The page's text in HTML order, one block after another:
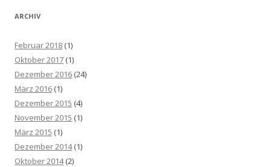
ARCHIV
Februar 2018 (1)
Oktober 2017 (1)
Dezember 2016 (24)
März 2016 (1)
Dezember 2015 (4)
November 2015 (1)
März 2015 (1)
Dezember 2014(1)
Oktober 2014(2)